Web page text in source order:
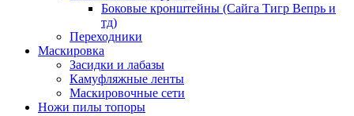
Боковые кронштейны (Сайга Тигр Вепрь и
тд)
Переходники
Маскировка
Засидки и лабазы
Камуфляжные ленты
Маскировочные сети
Ножи пилы топоры